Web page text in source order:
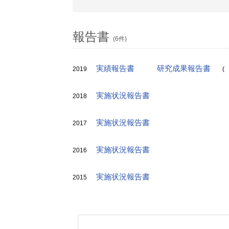
報告書 (6件)
2019 実績報告書 研究成果報告書 (
2018 実施状況報告書
2017 実施状況報告書
2016 実施状況報告書
2015 実施状況報告書